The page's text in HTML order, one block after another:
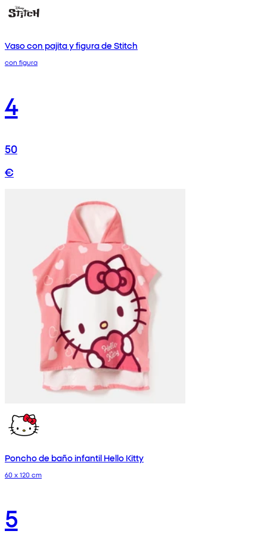
Vaso con pajita y figura de Stitch
con figura
4
50
€
Poncho de baño infantil Hello Kitty
60 x 120 cm
5